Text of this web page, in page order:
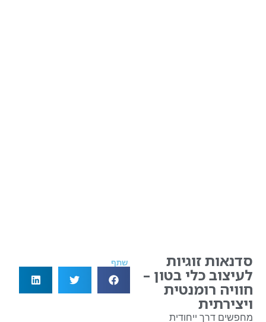
סדנאות זוגיות
לעיצוב כלי בטון –
חוויה רומנטית
ויצירתית
מחפשים דרך ייחודית
שתף